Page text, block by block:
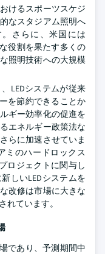
けるスポーツスケジ
なスタジアム照明へ
さらに、米国には
役割を果たす多くの
照明技術への大規模
LEDシステムが従来
を節約できることか
ギー効率化の促進を
エネルギー政策法な
らに加速させていま
ミのハードロックス
ロジェクトに関与し
しいLEDシステムを
改修は市場に大きな
れています。
であり、予測期間中